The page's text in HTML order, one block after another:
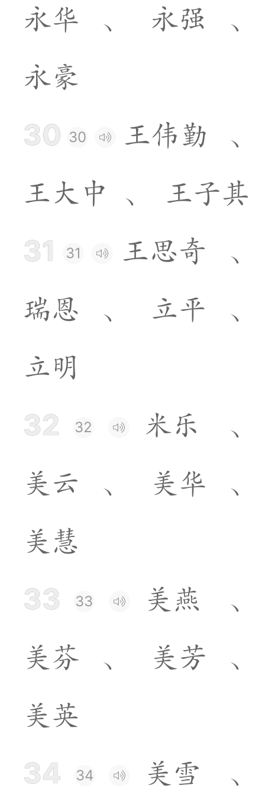
永华 、 永强
、
永豪
30 30 王伟勤
、
王大 中 、 王子其
31 31 王思奇
、
瑞恩 、 立平
、
立明
32 32 米乐
、
美 云 、 美 华
、
美 慧
33 33 美 燕
、
美 芬 、 美 芳
、
美 英
34 34 美 雪
、